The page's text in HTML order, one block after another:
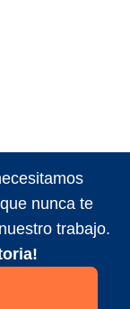
nunca te
trabajo.